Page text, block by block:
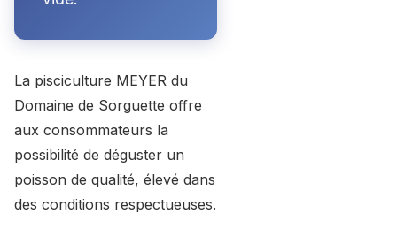
La pisciculture MEYER du
Domaine de Sorguette offre
aux consommateurs la
possibilité de déguster un
poisson de qualité, élevé dans
des conditions respectueuses.